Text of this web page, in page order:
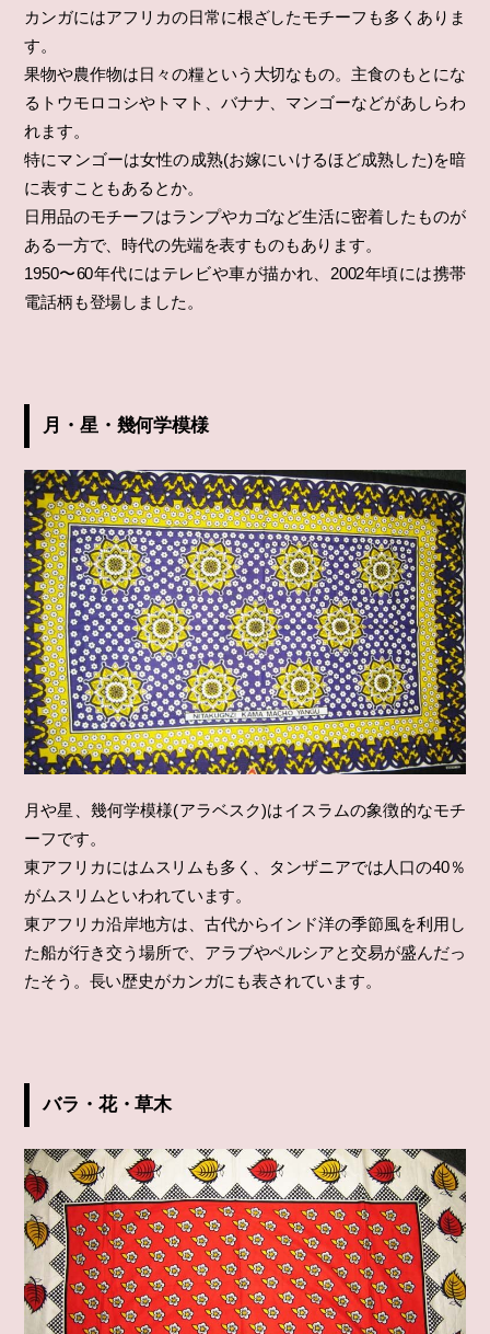
カンガにはアフリカの日常に根ざしたモチーフも多くありま
す。
果物や農作物は日々の糧という大切なもの。主食のもとにな
るトウモロコシやトマト、バナナ、マンゴーなどがあしらわ
れます。
特にマンゴーは女性の成熟(お嫁にいけるほど成熟した)を暗
に表すこともあるとか。
日用品のモチーフはランプやカゴなど生活に密着したものが
ある一方で、時代の先端を表すものもあります。
1950〜60年代にはテレビや車が描かれ、2002年頃には携帯
電話柄も登場しました。
月・星・幾何学模様
月や星、幾何学模様(アラベスク)はイスラムの象徴的なモチ
ーフです。
東アフリカにはムスリムも多く、タンザニアでは人口の40％
がムスリムといわれています。
東アフリカ沿岸地方は、古代からインド洋の季節風を利用し
た船が行き交う場所で、アラブやペルシアと交易が盛んだっ
たそう。長い歴史がカンガにも表されています。
バラ・花・草木